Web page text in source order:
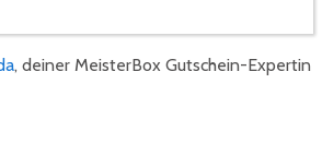
, deiner MeisterBox Gutschein-Expertin